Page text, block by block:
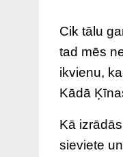
Cik tālu
tad mēs
ikvienu,
Kādā
Kā
sieviete